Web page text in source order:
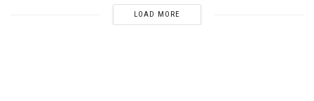
LOAD MORE